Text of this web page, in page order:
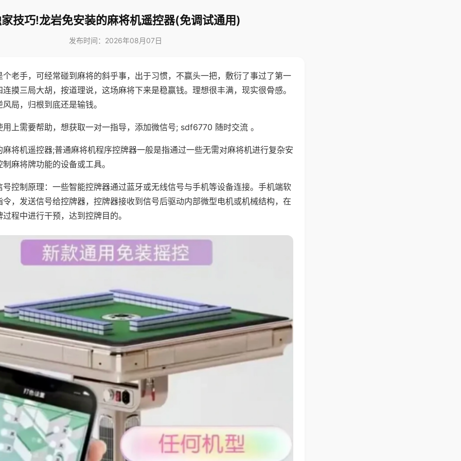
技巧!龙岩免安装的麻将机遥控器(免调试通用)
发布时间：2026年08月07日
个老手，可经常碰到麻将的斜乎事，出于习惯，不赢头一把，敷衍了事过了第一
摸三局大胡，按道理说，这场麻将下来是稳赢钱。理想很丰满，现实很骨感。
局，归根到底还是输钱。
用上需要帮助，想获取一对一指导，添加微信号; sdf6770 随时交流 。
麻将机遥控器;普通麻将机程序控牌器一般是指通过一些无需对麻将机进行复杂安
麻将牌功能的设备或工具。
号控制原理：一些智能控牌器通过蓝牙或无线信号与手机等设备连接。手机端软
，发送信号给控牌器，控牌器接收到信号后驱动内部微型电机或机械结构，在
程中进行干预，达到控牌目的。